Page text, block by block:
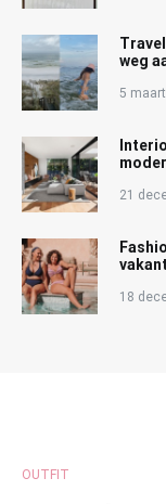
weg
5
21
18
OUTFIT